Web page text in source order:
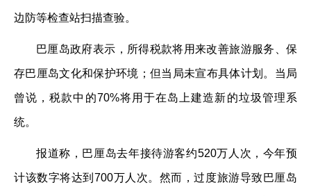
边防等检查站扫描查验。
巴厘岛政府表示，所得税款将用来改善旅游服务、保
存巴厘岛文化和保护环境；但当局未宣布具体计划。当局
曾说，税款中的70%将用于在岛上建造新的垃圾管理系
统。
报道称，巴厘岛去年接待游客约520万人次，今年预
计该数字将达到700万人次。然而，过度旅游导致巴厘岛